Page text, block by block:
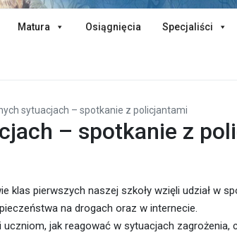
Matura Osiągnięcia Specjaliści
sytuacjach – spotkanie z policjantami
– spotkanie z
klas pierwszych naszej szkoły wzięli udział w
na drogach oraz w internecie.
jak reagować w sytuacjach